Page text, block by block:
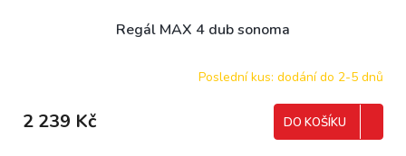
Regál MAX 4 dub sonoma
Poslední kus: dodání do 2-5 dnů
2 239 Kč DO KOŠÍKU